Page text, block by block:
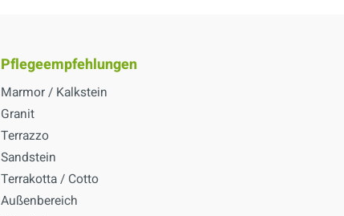
Pflegeempfehlungen
Marmor / Kalkstein
Granit
Terrazzo
Sandstein
Terrakotta / Cotto
Außenbereich